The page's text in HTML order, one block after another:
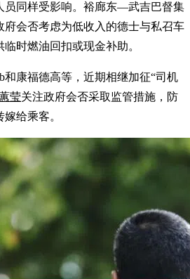
员同样受影响。裕廊东—武吉巴督集
府会否考虑为低收入的德士与私召车
时燃油回扣或现金补助。
和康福德高等，近期相继加征“司机
莹关注政府会否采取监管措施，防
给乘客。